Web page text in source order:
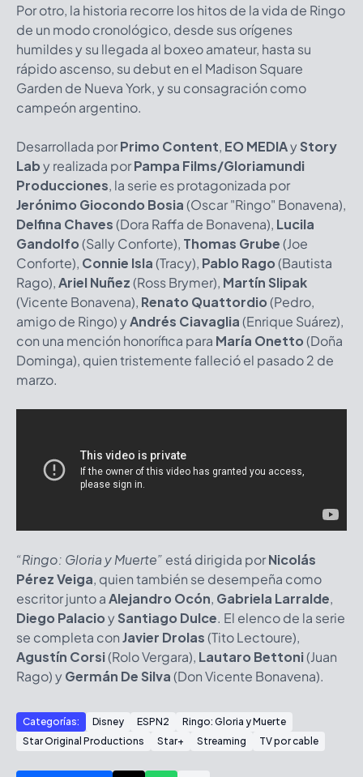
Por otro, la historia recorre los hitos de la vida de Ringo
de un modo cronológico, desde sus orígenes
humildes y su llegada al boxeo amateur, hasta su
rápido ascenso, su debut en el Madison Square
Garden de Nueva York, y su consagración como
campeón argentino.
Desarrollada porPrimo Content, EO MEDIAyStory
Laby realizada porPampa Films/Gloriamundi
Producciones, la serie es protagonizada por
Jerónimo Giocondo Bosia(Oscar "Ringo" Bonavena),
Delfina Chaves(Dora Raffa de Bonavena), Lucila
Gandolfo(Sally Conforte), Thomas Grube(Joe
Conforte), Connie Isla(Tracy), Pablo Rago(Bautista
Rago),Ariel Nuñez(Ross Brymer), Martín Slipak
(Vicente Bonavena), Renato Quattordio(Pedro,
amigo de Ringo) yAndrés Ciavaglia(Enrique Suárez),
con una mención honorífica para María Onetto(Doña
Dominga), quien tristemente falleció el pasado 2 de
marzo.
“Ringo: Gloria y Muerte” está dirigida porNicolás
Pérez Veiga, quien también se desempeña como
escritor junto aAlejandro Ocón, Gabriela Larralde,
Diego PalacioySantiago Dulce. El elenco de la serie
se completa conJavier Drolas(Tito Lectoure),
Agustín Corsi(Rolo Vergara), Lautaro Bettoni(Juan
Rago) yGermán De Silva(Don Vicente Bonavena).
Categorías: Disney ESPN2
Ringo: Gloria y Muerte
Star Original Productions
Star+ Streaming TV por cable